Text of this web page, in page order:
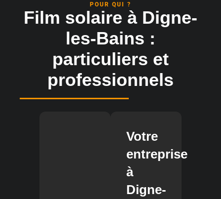
POUR QUI ?
Film solaire à Digne-
les-Bains :
particuliers et
professionnels
Votre
entreprise
à
Digne-